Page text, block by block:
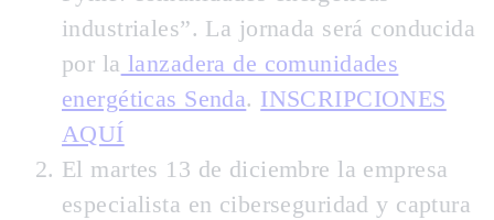
industriales”. La jornada será conducida
por la lanzadera de comunidades
energéticas Senda. INSCRIPCIONES
AQUÍ
El martes 13 de diciembre la empresa
especialista en ciberseguridad y captura